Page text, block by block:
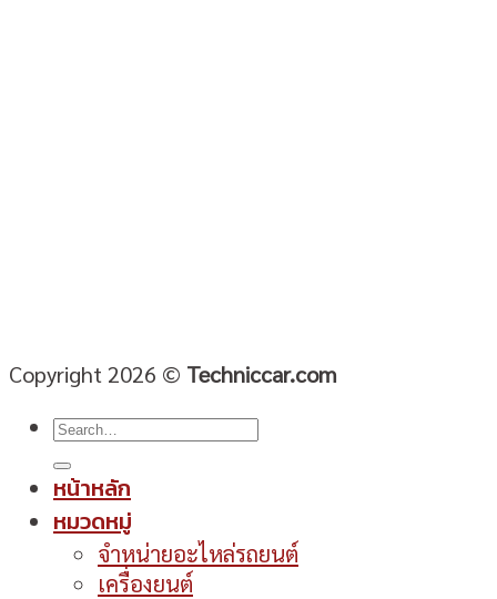
Copyright 2026 © Techniccar.com
หน้าหลัก
หมวดหมู่
จำหน่ายอะไหล่รถยนต์
เครื่องยนต์